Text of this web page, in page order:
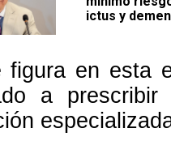
ictus y
figura en esta
a